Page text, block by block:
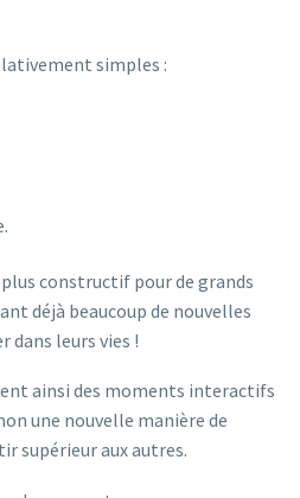
simples :
constructif pour de grands
déjà beaucoup de nouvelles
dans leurs vies !
ainsi des moments interactifs
une nouvelle manière de
supérieur aux autres.